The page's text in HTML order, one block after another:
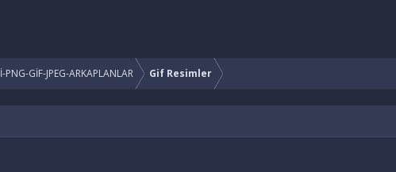
PNG-GİF-JPEG-ARKAPLANLAR Gif Resimler